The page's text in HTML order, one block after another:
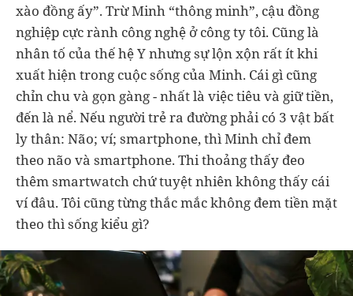
xào đồng ấy”. Trừ Minh “thông minh”, cậu đồng
nghiệp cực rành công nghệ ở công ty tôi. Cũng là
nhân tố của thế hệ Y nhưng sự lộn xộn rất ít khi
xuất hiện trong cuộc sống của Minh. Cái gì cũng
chỉn chu và gọn gàng - nhất là việc tiêu và giữ tiền,
đến là nể. Nếu người trẻ ra đường phải có 3 vật bất
ly thân: Não; ví; smartphone, thì Minh chỉ đem
theo não và smartphone. Thi thoảng thấy đeo
thêm smartwatch chứ tuyệt nhiên không thấy cái
ví đâu. Tôi cũng từng thắc mắc không đem tiền mặt
theo thì sống kiểu gì?